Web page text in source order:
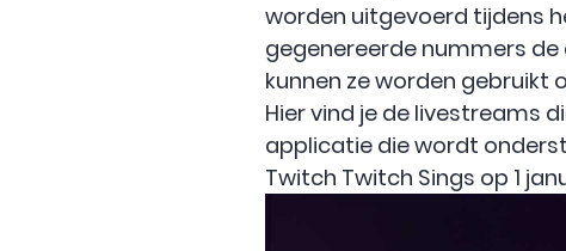
worden uitgevoerd tijdens
gegenereerde nummers
kunnen ze worden gebruikt
Hier vind je de livestreams
applicatie die wordt
Twitch Twitch Sings op 1